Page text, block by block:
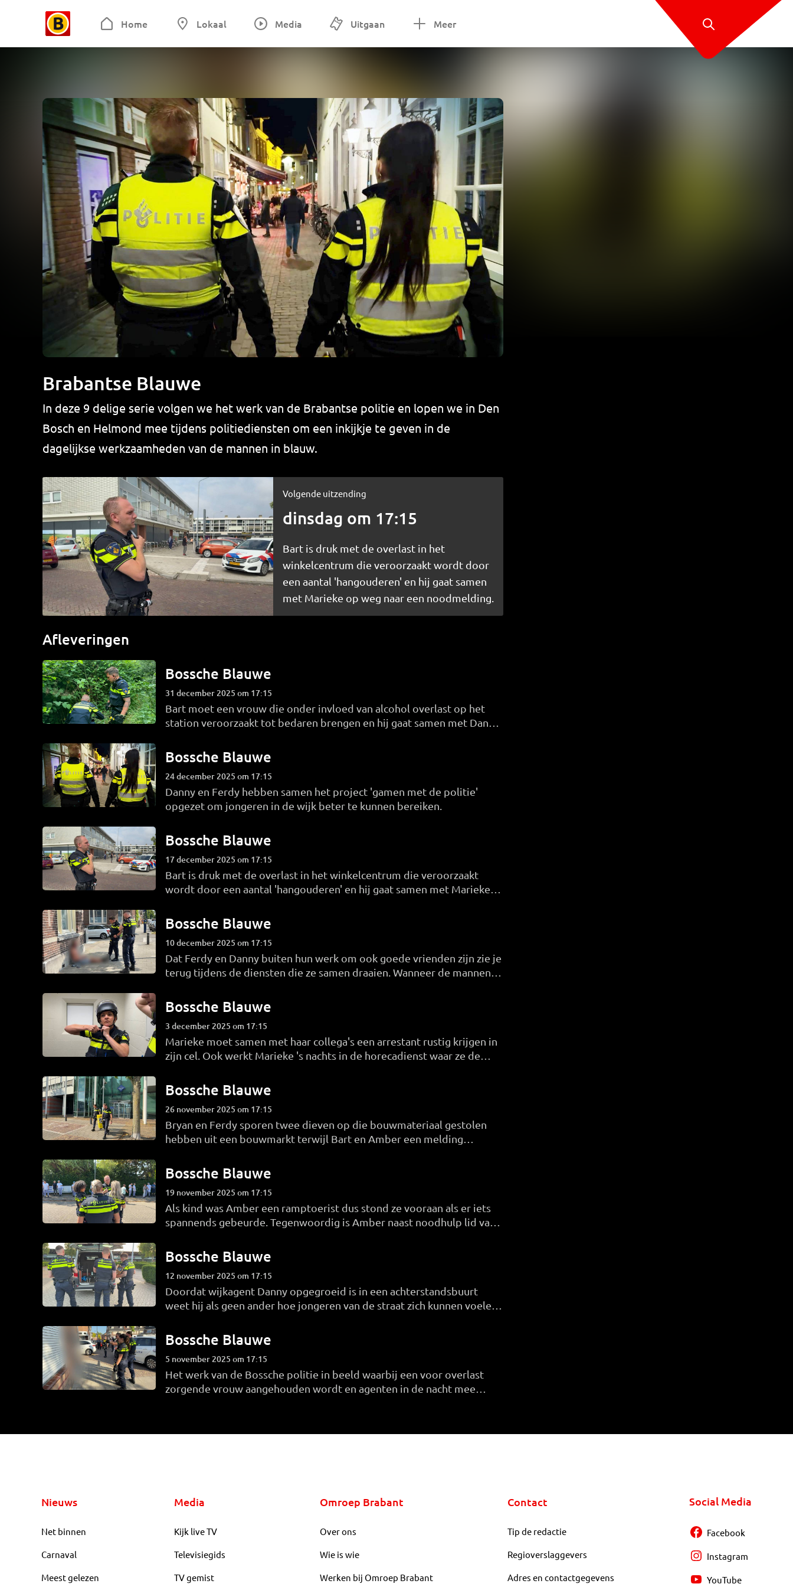
Home Lokaal Media Uitgaan Meer
Brabantse Blauwe
In deze 9 delige serie volgen we het werk van de Brabantse politie en lopen we in Den
Bosch en Helmond mee tijdens politiediensten om een inkijkje te geven in de
dagelijkse werkzaamheden van de mannen in blauw.
Volgende uitzending
dinsdag om 17:15
Bart is druk met de overlast in het
winkelcentrum die veroorzaakt wordt door
een aantal 'hangouderen' en hij gaat samen
met Marieke op weg naar een noodmelding.
Afleveringen
Bossche Blauwe
31 december 2025 om 17:15
Bart moet een vrouw die onder invloed van alcohol overlast op het
station veroorzaakt tot bedaren brengen en hij gaat samen met Danny
Bossche Blauwe
24 december 2025 om 17:15
Danny en Ferdy hebben samen het project 'gamen met de politie'
opgezet om jongeren in de wijk beter te kunnen bereiken.
Bossche Blauwe
17 december 2025 om 17:15
Bart is druk met de overlast in het winkelcentrum die veroorzaakt
wordt door een aantal 'hangouderen' en hij gaat samen met Marieke
Bossche Blauwe
10 december 2025 om 17:15
Dat Ferdy en Danny buiten hun werk om ook goede vrienden zijn zie je
terug tijdens de diensten die ze samen draaien. Wanneer de mannen
te lossen.
Bossche Blauwe
3 december 2025 om 17:15
Marieke moet samen met haar collega's een arrestant rustig krijgen in
zijn cel. Ook werkt Marieke 's nachts in de horecadienst waar ze de
Bossche Blauwe
26 november 2025 om 17:15
Bryan en Ferdy sporen twee dieven op die bouwmateriaal gestolen
hebben uit een bouwmarkt terwijl Bart en Amber een melding
zijn ouderlijk huis dealen van lachgas.
Bossche Blauwe
19 november 2025 om 17:15
Als kind was Amber een ramptoerist dus stond ze vooraan als er iets
spannends gebeurde. Tegenwoordig is Amber naast noodhulp lid van
ervaring.
Bossche Blauwe
12 november 2025 om 17:15
Doordat wijkagent Danny opgegroeid is in een achterstandsbuurt
weet hij als geen ander hoe jongeren van de straat zich kunnen voelen.
Bossche Blauwe
5 november 2025 om 17:15
Het werk van de Bossche politie in beeld waarbij een voor overlast
zorgende vrouw aangehouden wordt en agenten in de nacht mee
Nieuws
Net binnen
Carnaval
Meest gelezen
Media
Kijk live TV
Televisiegids
TV gemist
Omroep Brabant
Over ons
Wie is wie
Werken bij Omroep Brabant
Contact
Tip de redactie
Regioverslaggevers
Adres en contactgegevens
Social Media
Facebook
Instagram
YouTube